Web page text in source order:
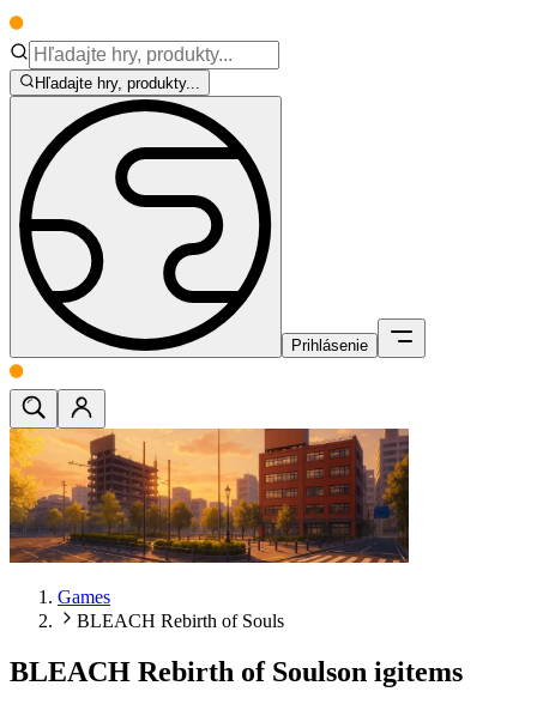
Hľadajte hry, produkty...
Prihlásenie
Games
BLEACH Rebirth of Souls
BLEACH Rebirth of Soulson igitems